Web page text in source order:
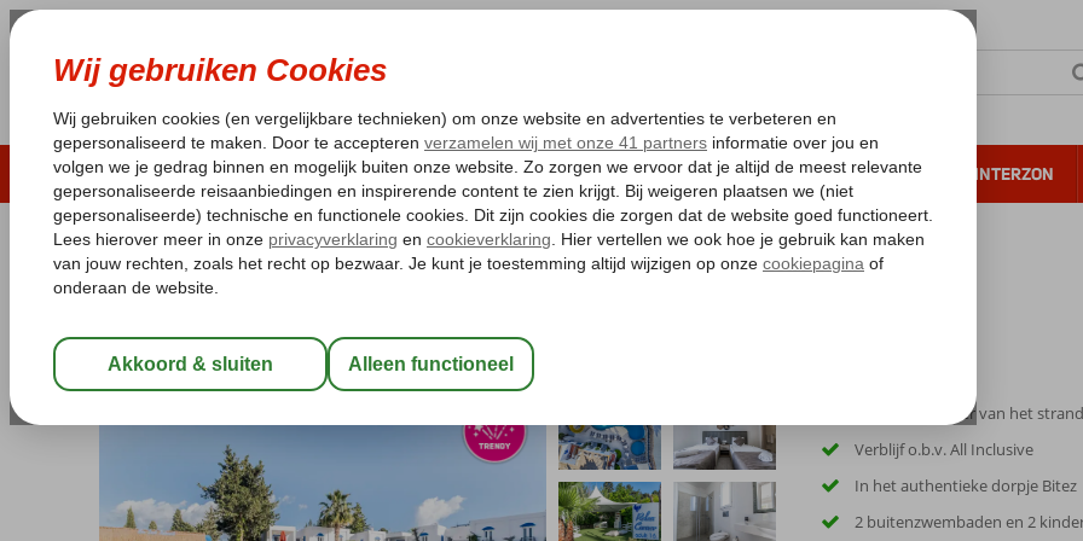
LAST MINUTE ZOMER 2026 ZONVAKANTIE VERRE REIZEN ALL INCLUSIVE WINTERZON
Pakketgarantie Laagsteprijsgarantie* Gratis annuleren*
Home
Turkije Egeische kust
Paloma Bitez Family Club
All Inclusive Hotel
Op ca. 200 meter van het strand
Verblijf o.b.v. All Inclusive
In het authentieke dorpje Bitez
2 buitenzwembaden en 2